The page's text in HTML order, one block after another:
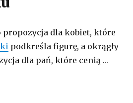
dla kobiet, które
podkreśla figurę, a okrągły
dla pań, które cenią …